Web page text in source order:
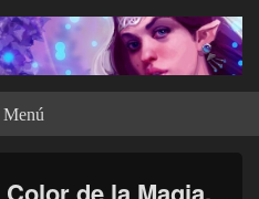
Menú